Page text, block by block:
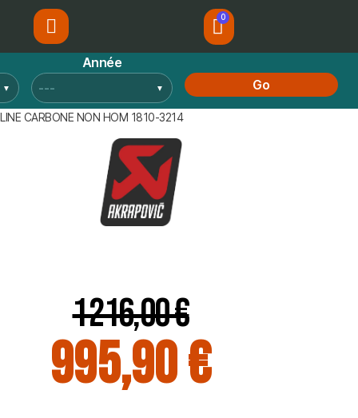
Année
Go
CARBONE NON HOM 1810-3214
1 216,00 €
995,90 €